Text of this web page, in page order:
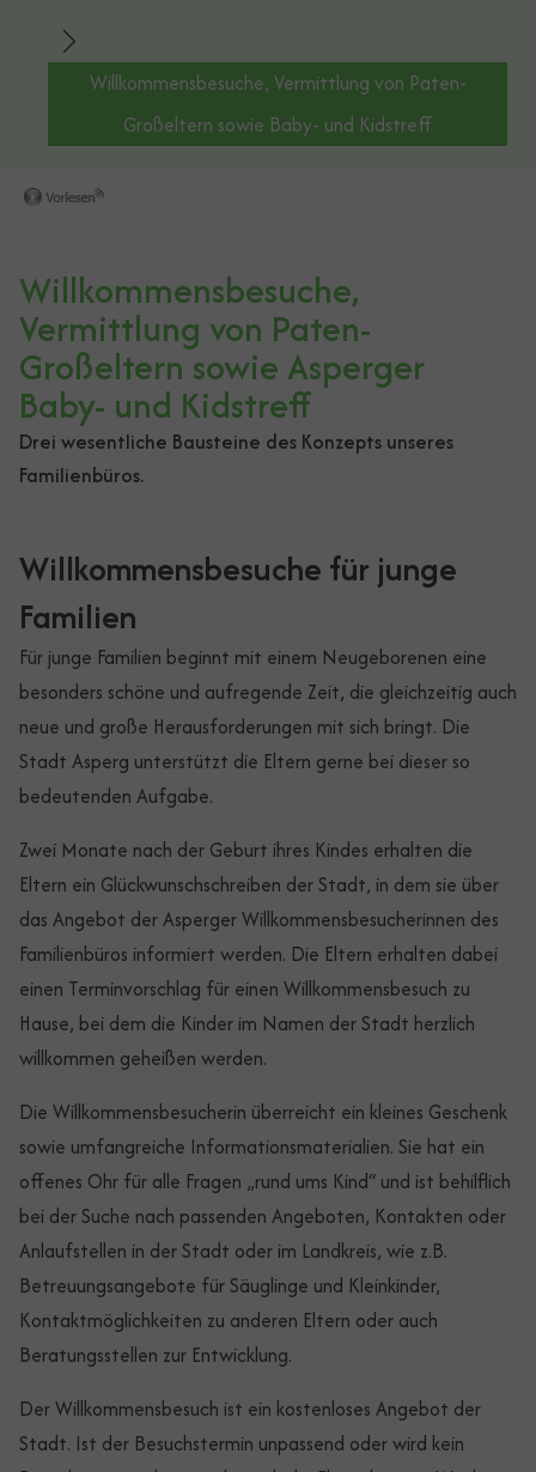
Willkommensbesuche, Vermittlung von Paten-
Großeltern sowie Baby- und Kidstreff
Willkommensbesuche,
Vermittlung von Paten-
Großeltern sowie Asperger
Baby- und Kidstreff
Drei wesentliche Bausteine des Konzepts unseres
Familienbüros.
Willkommensbesuche für junge
Familien
Für junge Familien beginnt mit einem Neugeborenen eine
besonders schöne und aufregende Zeit, die gleichzeitig auch
neue und große Herausforderungen mit sich bringt. Die
Stadt Asperg unterstützt die Eltern gerne bei dieser so
bedeutenden Aufgabe.
Zwei Monate nach der Geburt ihres Kindes erhalten die
Eltern ein Glückwunschschreiben der Stadt, in dem sie über
das Angebot der Asperger Willkommensbesucherinnen des
Familienbüros informiert werden. Die Eltern erhalten dabei
einen Terminvorschlag für einen Willkommensbesuch zu
Hause, bei dem die Kinder im Namen der Stadt herzlich
willkommen geheißen werden.
Die Willkommensbesucherin überreicht ein kleines Geschenk
sowie umfangreiche Informationsmaterialien. Sie hat ein
offenes Ohr für alle Fragen „rund ums Kind“ und ist behilflich
bei der Suche nach passenden Angeboten, Kontakten oder
Anlaufstellen in der Stadt oder im Landkreis, wie z.B.
Betreuungsangebote für Säuglinge und Kleinkinder,
Kontaktmöglichkeiten zu anderen Eltern oder auch
Beratungsstellen zur Entwicklung.
Der Willkommensbesuch ist ein kostenloses Angebot der
Stadt. Ist der Besuchstermin unpassend oder wird kein